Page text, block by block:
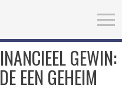
GEWIN:
EEN GEHEIM